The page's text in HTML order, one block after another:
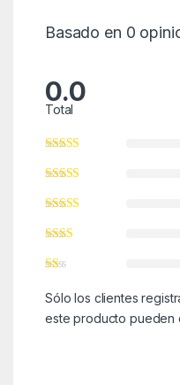
Basado en 0
0.0
Total
Sólo los clientes
este producto pueden